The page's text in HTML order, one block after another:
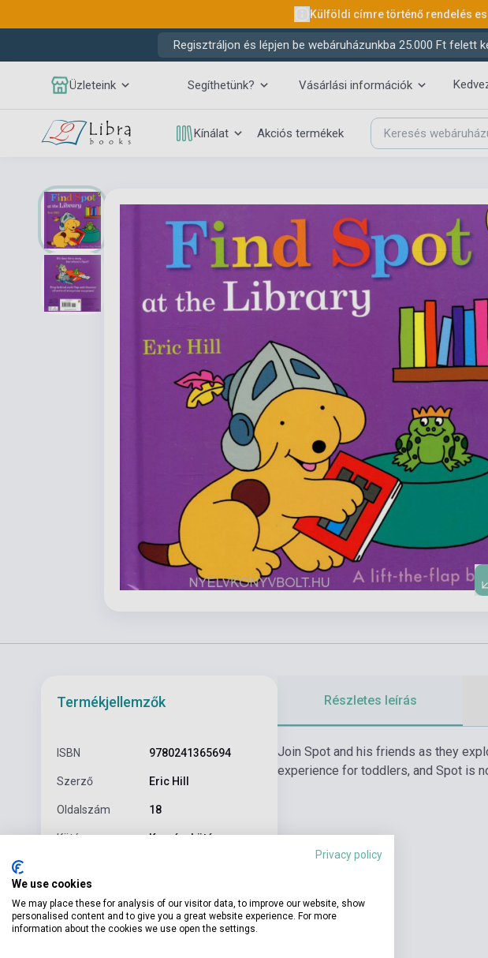
Külföldi címre történő rendelés
Regisztráljon és lépjen be webáruházunkba 25.000 Ft felett
Üzleteink Segíthetünk? Vásárlási információk
Kínálat Akciós termékek
Termékjellemzők
ISBN 9780241365694
Szerző Eric Hill
Oldalszám 18
Kötés Keménykötés
Formátum Könyv
Részletes leírás
Join Spot and his friends as they
experience for toddlers, and Spot is
Privacy policy
We use cookies
We may place these for analysis of our visitor data, to improve our website, show
personalised content and to give you a great website experience. For more
information about the cookies we use open the settings.